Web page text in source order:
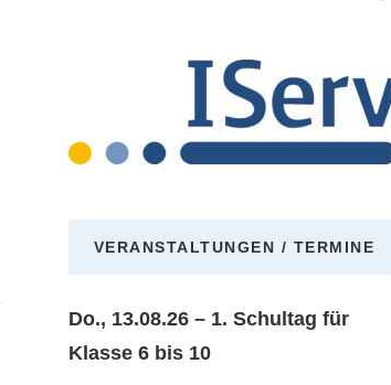
VERANSTALTUNGEN / TERMINE
Do., 13.08.26 – 1. Schultag für
Klasse 6 bis 10